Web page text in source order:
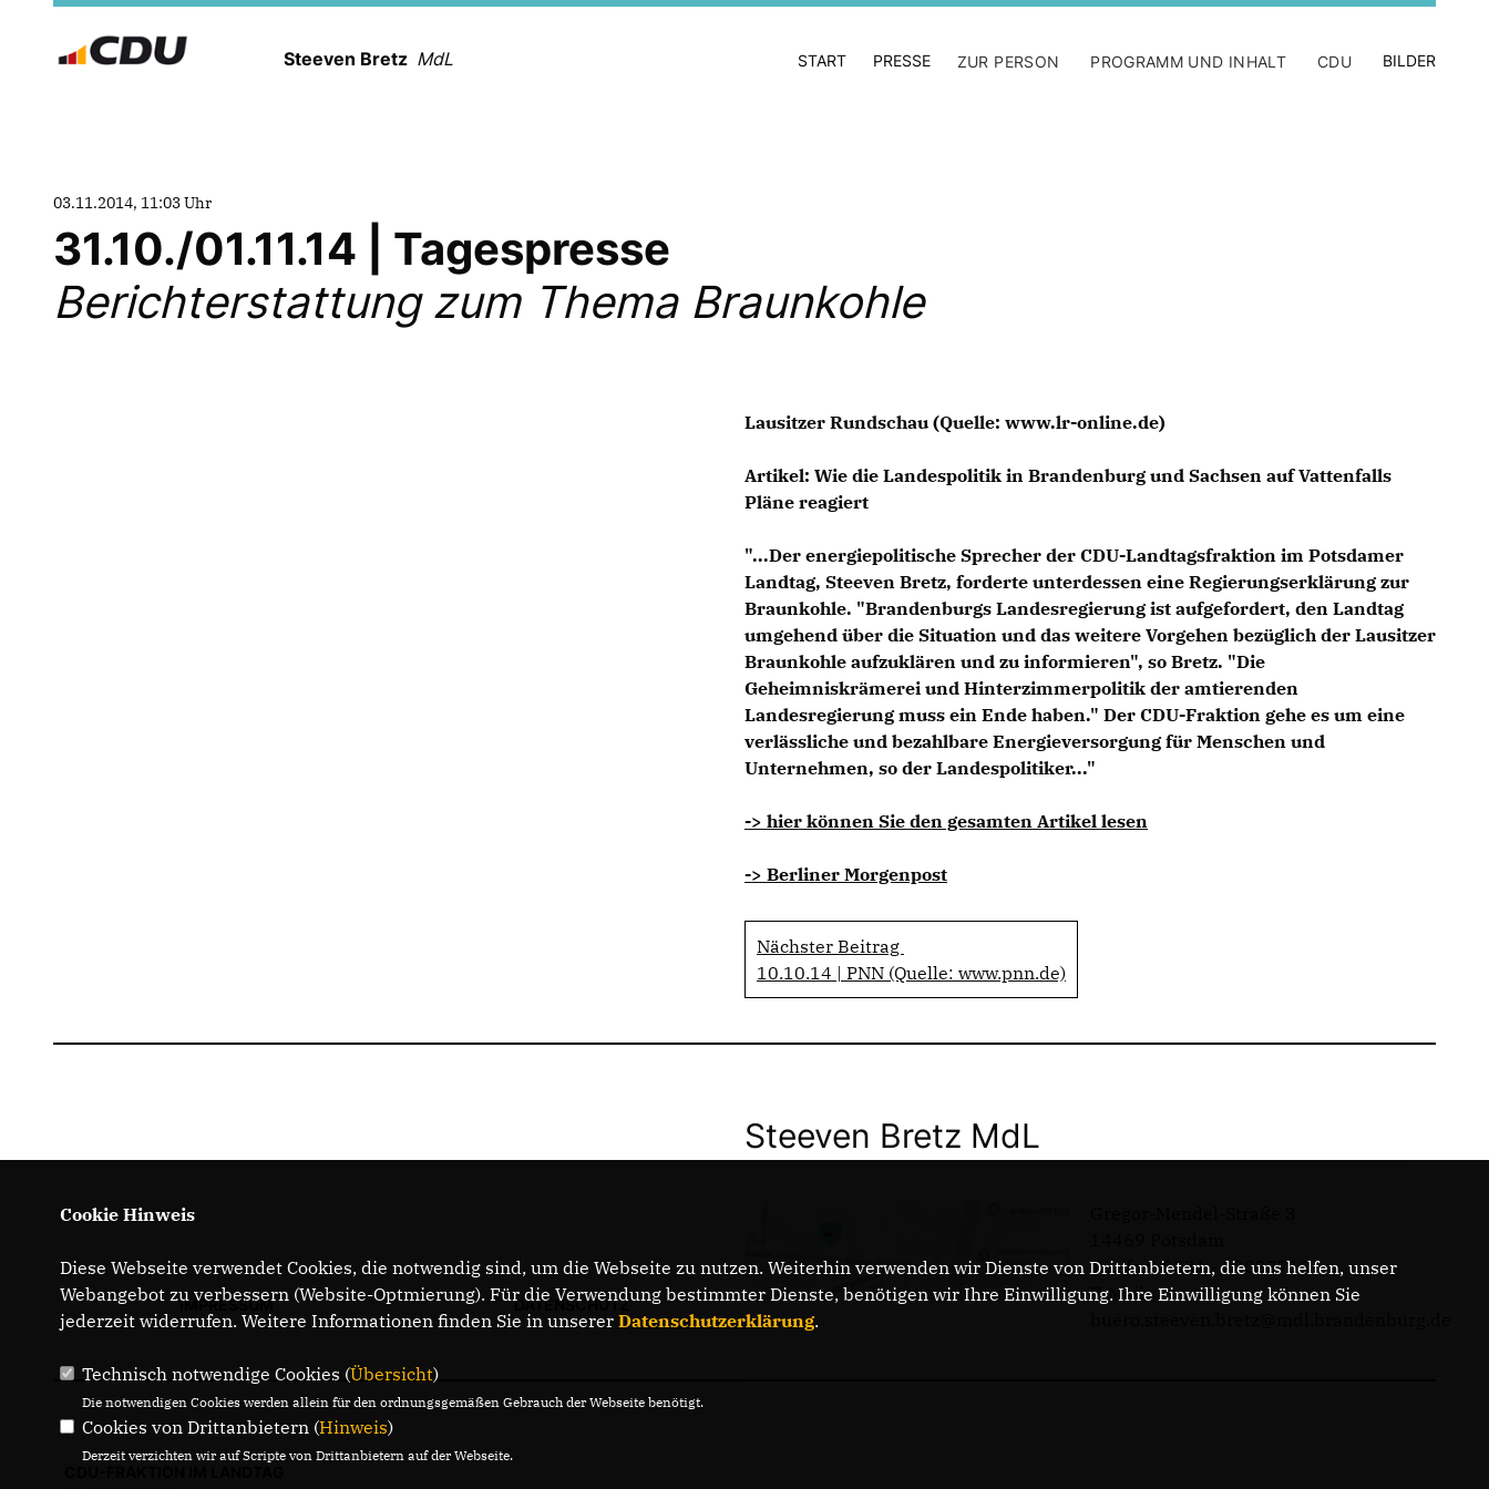
Steeven Bretz MdL START PRESSE ZUR PERSON PROGRAMM UND INHALT CDU BILDER
03.11.2014, 11:03 Uhr
31.10./01.11.14 | Tagespresse
Berichterstattung zum Thema Braunkohle
Lausitzer Rundschau (Quelle: www.lr-online.de)
Artikel: Wie die Landespolitik in Brandenburg und Sachsen auf Vattenfalls
Pläne reagiert
"...Der energiepolitische Sprecher der CDU-Landtagsfraktion im Potsdamer
Landtag, Steeven Bretz, forderte unterdessen eine Regierungserklärung zur
Braunkohle. "Brandenburgs Landesregierung ist aufgefordert, den Landtag
umgehend über die Situation und das weitere Vorgehen bezüglich der Lausitzer
Braunkohle aufzuklären und zu informieren", so Bretz. "Die
Geheimniskrämerei und Hinterzimmerpolitik der amtierenden
Landesregierung muss ein Ende haben." Der CDU-Fraktion gehe es um eine
verlässliche und bezahlbare Energieversorgung für Menschen und
Unternehmen, so der Landespolitiker..."
-> hier können Sie den gesamten Artikel lesen
-> Berliner Morgenpost
Nächster Beitrag
10.10.14 | PNN (Quelle: www.pnn.de)
IMPRESSUM DATENSCHUTZ
Steeven Bretz MdL
Telefon: 0331 - 20085713
E-Mail:
Cookie Hinweis
Diese Webseite verwendet Cookies, die notwendig sind, um die Webseite zu nutzen. Weiterhin verwenden wir Dienste von Drittanbietern, die uns helfen, unser
Webangebot zu verbessern (Website-Optmierung). Für die Verwendung bestimmter Dienste, benötigen wir Ihre Einwilligung. Ihre Einwilligung können Sie
jederzeit widerrufen. Weitere Informationen finden Sie in unserer Datenschutzerklärung.
Technisch notwendige Cookies (Übersicht)
Die notwendigen Cookies werden allein für den ordnungsgemäßen Gebrauch der Webseite benötigt.
Cookies von Drittanbietern (Hinweis)
Derzeit verzichten wir auf Scripte von Drittanbietern auf der Webseite.